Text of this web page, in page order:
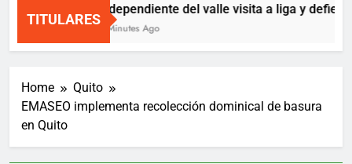
TITULARES
independiente del valle visita a liga y
2 Minutes Ago
Home
Quito
EMASEO implementa recolección dominical de basura
en Quito